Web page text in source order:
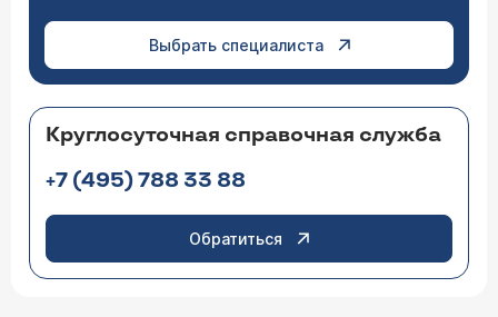
Выбрать специалиста
Круглосуточная справочная служба
+7 (495) 788 33 88
Обратиться